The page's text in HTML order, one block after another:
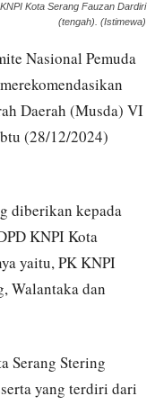
Kota Serang Fauzan Dardiri
(tengah). (Istimewa)
Nasional Pemuda
Daerah (Musda) VI
(28/12/2024)
diberikan kepada
KNPI Kota
yaitu, PK KNPI
Walantaka dan
Serang Stering
yang terdiri dari